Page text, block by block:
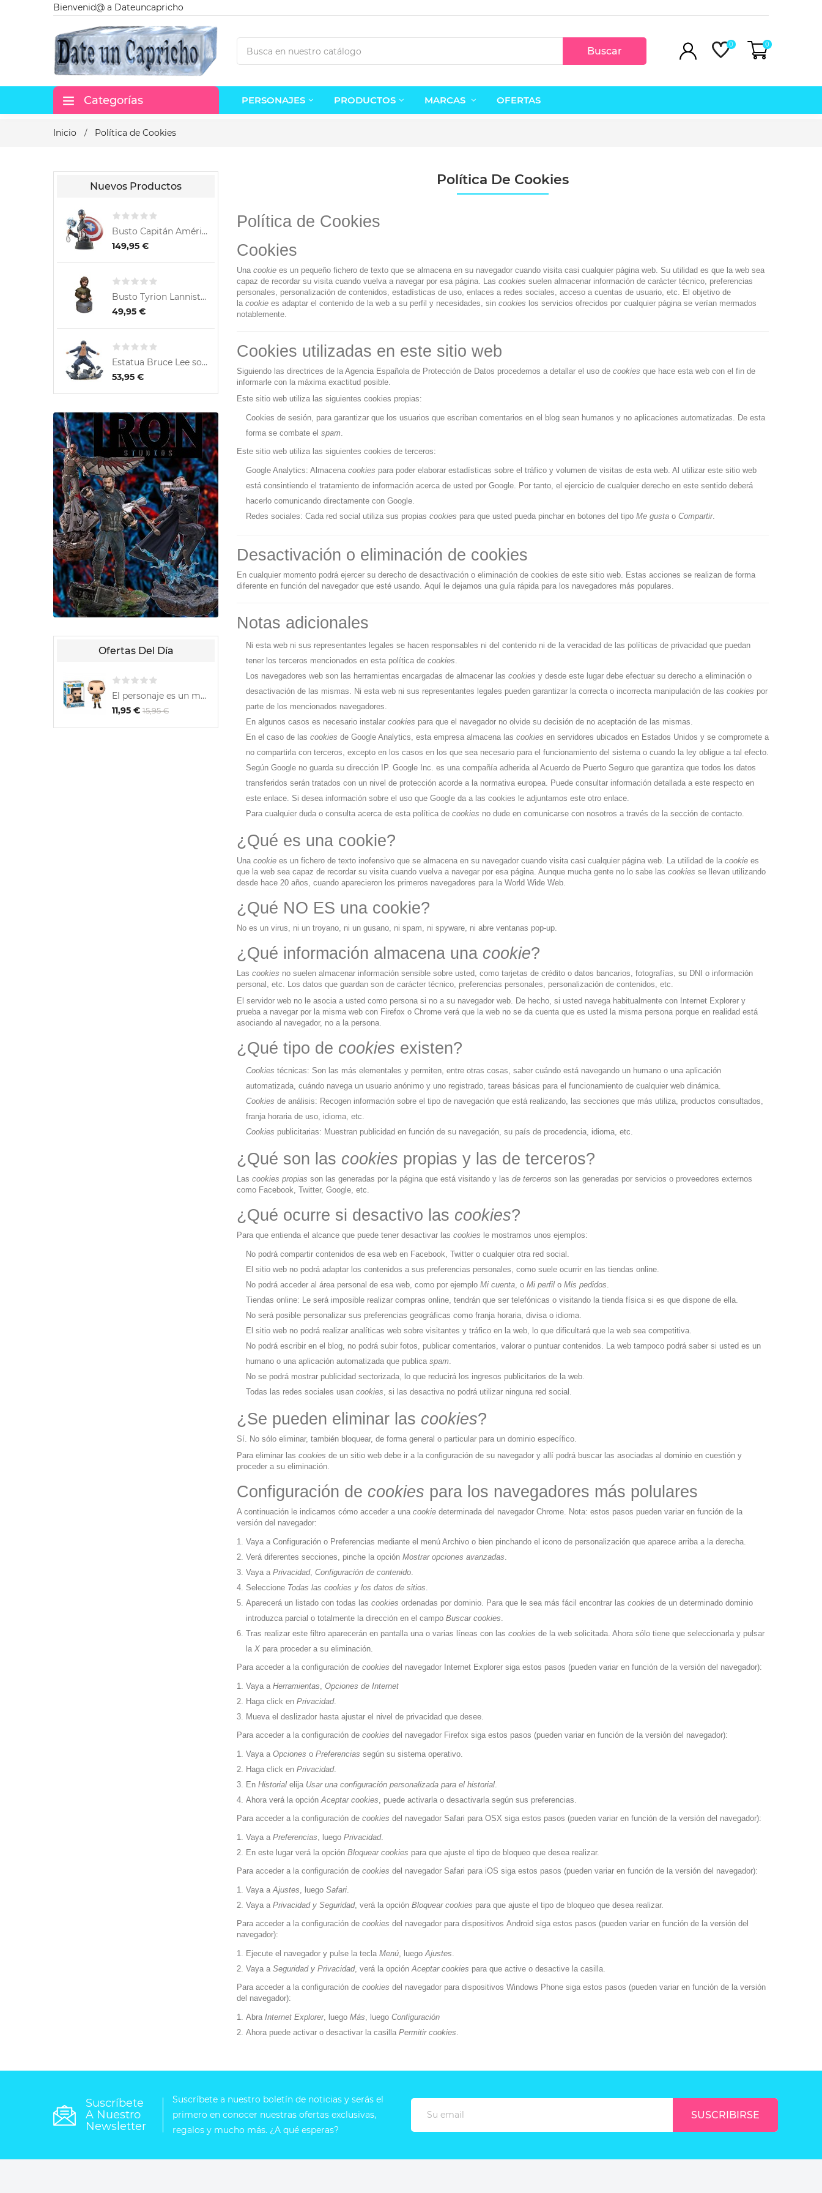
Bienvenid@ a Dateuncapricho
Buscar
0 0
Categorías PERSONAJES PRODUCTOS MARCAS OFERTAS
Inicio Política de Cookies
Nuevos Productos
Busto Capitán América con...
149,95 €
Busto Tyrion Lannister Mano...
49,95 €
Estatua Bruce Lee sobre...
53,95 €
51,95 €
Estatua Criatura...
29,95 €
49,95 €
Estatua Yennefer de...
54,95 €
Figura Iron Man pose de...
49,95 €
Ofertas Del Día
18,00 € 20,00 €
Zelda - Hyrule Pintuck Long...
18,00 € 20,00 €
Yoda « Using the Force »
Yoda using the Force
Política De Cookies
Política de Cookies
Cookies
Una cookie es un pequeño fichero de texto que se almacena en su navegador cuando visita casi cualquier página web. Su utilidad es que la web sea
capaz de recordar su visita cuando vuelva a navegar por esa página. Las cookies suelen almacenar información de carácter técnico, preferencias
personales, personalización de contenidos, estadísticas de uso, enlaces a redes sociales, acceso a cuentas de usuario, etc. El objetivo de
la cookie es adaptar el contenido de la web a su perfil y necesidades, sin cookies los servicios ofrecidos por cualquier página se verían mermados
notablemente.
Cookies utilizadas en este sitio web
Siguiendo las directrices de la Agencia Española de Protección de Datos procedemos a detallar el uso de cookies que hace esta web con el fin de
informarle con la máxima exactitud posible.
Este sitio web utiliza las siguientes cookies propias:
Cookies de sesión, para garantizar que los usuarios que escriban comentarios en el blog sean humanos y no aplicaciones automatizadas. De esta
forma se combate el spam.
Este sitio web utiliza las siguientes cookies de terceros:
Google Analytics: Almacena cookies para poder elaborar estadísticas sobre el tráfico y volumen de visitas de esta web. Al utilizar este sitio web
está consintiendo el tratamiento de información acerca de usted por Google. Por tanto, el ejercicio de cualquier derecho en este sentido deberá
hacerlo comunicando directamente con Google.
Redes sociales: Cada red social utiliza sus propias cookies para que usted pueda pinchar en botones del tipo Me gusta o Compartir.
Desactivación o eliminación de cookies
En cualquier momento podrá ejercer su derecho de desactivación o eliminación de cookies de este sitio web. Estas acciones se realizan de forma
diferente en función del navegador que esté usando. Aquí le dejamos una guía rápida para los navegadores más populares.
Notas adicionales
Ni esta web ni sus representantes legales se hacen responsables ni del contenido ni de la veracidad de las políticas de privacidad que puedan
tener los terceros mencionados en esta política de cookies.
Los navegadores web son las herramientas encargadas de almacenar las cookies y desde este lugar debe efectuar su derecho a eliminación o
desactivación de las mismas. Ni esta web ni sus representantes legales pueden garantizar la correcta o incorrecta manipulación de las cookies por
parte de los mencionados navegadores.
En algunos casos es necesario instalar cookies para que el navegador no olvide su decisión de no aceptación de las mismas.
En el caso de las cookies de Google Analytics, esta empresa almacena las cookies en servidores ubicados en Estados Unidos y se compromete a
no compartirla con terceros, excepto en los casos en los que sea necesario para el funcionamiento del sistema o cuando la ley obligue a tal efecto.
Según Google no guarda su dirección IP. Google Inc. es una compañía adherida al Acuerdo de Puerto Seguro que garantiza que todos los datos
transferidos serán tratados con un nivel de protección acorde a la normativa europea. Puede consultar información detallada a este respecto en
este enlace. Si desea información sobre el uso que Google da a las cookies le adjuntamos este otro enlace.
Para cualquier duda o consulta acerca de esta política de cookies no dude en comunicarse con nosotros a través de la sección de contacto.
¿Qué es una cookie?
Una cookie es un fichero de texto inofensivo que se almacena en su navegador cuando visita casi cualquier página web. La utilidad de la cookie es
que la web sea capaz de recordar su visita cuando vuelva a navegar por esa página. Aunque mucha gente no lo sabe las cookies se llevan utilizando
desde hace 20 años, cuando aparecieron los primeros navegadores para la World Wide Web.
¿Qué NO ES una cookie?
No es un virus, ni un troyano, ni un gusano, ni spam, ni spyware, ni abre ventanas pop-up.
¿Qué información almacena una cookie?
Las cookies no suelen almacenar información sensible sobre usted, como tarjetas de crédito o datos bancarios, fotografías, su DNI o información
personal, etc. Los datos que guardan son de carácter técnico, preferencias personales, personalización de contenidos, etc.
El servidor web no le asocia a usted como persona si no a su navegador web. De hecho, si usted navega habitualmente con Internet Explorer y
prueba a navegar por la misma web con Firefox o Chrome verá que la web no se da cuenta que es usted la misma persona porque en realidad está
asociando al navegador, no a la persona.
¿Qué tipo de cookies existen?
Cookies técnicas: Son las más elementales y permiten, entre otras cosas, saber cuándo está navegando un humano o una aplicación
automatizada, cuándo navega un usuario anónimo y uno registrado, tareas básicas para el funcionamiento de cualquier web dinámica.
Cookies de análisis: Recogen información sobre el tipo de navegación que está realizando, las secciones que más utiliza, productos consultados,
franja horaria de uso, idioma, etc.
Cookies publicitarias: Muestran publicidad en función de su navegación, su país de procedencia, idioma, etc.
¿Qué son las cookies propias y las de terceros?
Las cookies propias son las generadas por la página que está visitando y las de terceros son las generadas por servicios o proveedores externos
como Facebook, Twitter, Google, etc.
¿Qué ocurre si desactivo las cookies?
Para que entienda el alcance que puede tener desactivar las cookies le mostramos unos ejemplos:
No podrá compartir contenidos de esa web en Facebook, Twitter o cualquier otra red social.
El sitio web no podrá adaptar los contenidos a sus preferencias personales, como suele ocurrir en las tiendas online.
No podrá acceder al área personal de esa web, como por ejemplo Mi cuenta, o Mi perfil o Mis pedidos.
Tiendas online: Le será imposible realizar compras online, tendrán que ser telefónicas o visitando la tienda física si es que dispone de ella.
No será posible personalizar sus preferencias geográficas como franja horaria, divisa o idioma.
El sitio web no podrá realizar analíticas web sobre visitantes y tráfico en la web, lo que dificultará que la web sea competitiva.
No podrá escribir en el blog, no podrá subir fotos, publicar comentarios, valorar o puntuar contenidos. La web tampoco podrá saber si usted es un
humano o una aplicación automatizada que publica spam.
No se podrá mostrar publicidad sectorizada, lo que reducirá los ingresos publicitarios de la web.
Todas las redes sociales usan cookies, si las desactiva no podrá utilizar ninguna red social.
¿Se pueden eliminar las cookies?
Sí. No sólo eliminar, también bloquear, de forma general o particular para un dominio específico.
Para eliminar las cookies de un sitio web debe ir a la configuración de su navegador y allí podrá buscar las asociadas al dominio en cuestión y
proceder a su eliminación.
Configuración de cookies para los navegadores más polulares
A continuación le indicamos cómo acceder a una cookie determinada del navegador Chrome. Nota: estos pasos pueden variar en función de la
versión del navegador:
Vaya a Configuración o Preferencias mediante el menú Archivo o bien pinchando el icono de personalización que aparece arriba a la derecha.
Verá diferentes secciones, pinche la opción Mostrar opciones avanzadas.
Vaya a Privacidad, Configuración de contenido.
Seleccione Todas las cookies y los datos de sitios.
Aparecerá un listado con todas las cookies ordenadas por dominio. Para que le sea más fácil encontrar las cookies de un determinado dominio
introduzca parcial o totalmente la dirección en el campo Buscar cookies.
Tras realizar este filtro aparecerán en pantalla una o varias líneas con las cookies de la web solicitada. Ahora sólo tiene que seleccionarla y pulsar
la X para proceder a su eliminación.
Para acceder a la configuración de cookies del navegador Internet Explorer siga estos pasos (pueden variar en función de la versión del navegador):
Vaya a Herramientas, Opciones de Internet
Haga click en Privacidad.
Mueva el deslizador hasta ajustar el nivel de privacidad que desee.
Para acceder a la configuración de cookies del navegador Firefox siga estos pasos (pueden variar en función de la versión del navegador):
Vaya a Opciones o Preferencias según su sistema operativo.
Haga click en Privacidad.
En Historial elija Usar una configuración personalizada para el historial.
Ahora verá la opciónAceptar cookies, puede activarla o desactivarla según sus preferencias.
Para acceder a la configuración de cookies del navegador Safari para OSX siga estos pasos (pueden variar en función de la versión del navegador):
Vaya a Preferencias, luego Privacidad.
En este lugar verá la opción Bloquear cookies para que ajuste el tipo de bloqueo que desea realizar.
Para acceder a la configuración de cookies del navegador Safari para iOS siga estos pasos (pueden variar en función de la versión del navegador):
Vaya aAjustes, luego Safari.
Vaya a Privacidad y Seguridad, verá la opción Bloquear cookies para que ajuste el tipo de bloqueo que desea realizar.
Para acceder a la configuración de cookies del navegador para dispositivos Android siga estos pasos (pueden variar en función de la versión del
navegador):
Ejecute el navegador y pulse la tecla Menú, luegoAjustes.
Vaya a Seguridad y Privacidad, verá la opciónAceptar cookies para que active o desactive la casilla.
Para acceder a la configuración de cookies del navegador para dispositivos Windows Phone siga estos pasos (pueden variar en función de la versión
del navegador):
Abra Internet Explorer, luego Más, luego Configuración
Ahora puede activar o desactivar la casilla Permitir cookies.
Suscríbete
A Nuestro
Newsletter
Suscríbete a nuestro boletín de noticias y serás el
primero en conocer nuestras ofertas exclusivas,
regalos y mucho más. ¿A qué esperas?